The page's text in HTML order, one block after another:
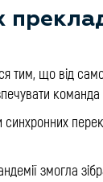
що від
змогла